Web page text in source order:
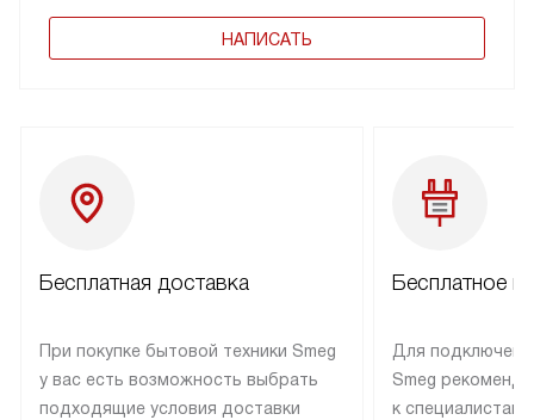
НАПИСАТЬ
Бесплатная доставка
При покупке бытовой техники Smeg
у вас есть возможность выбрать
подходящие условия доставки
Бесплатное
Для
Smeg
к специалистам